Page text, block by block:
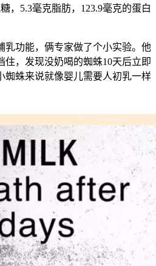
，5.3毫克脂肪，123.9毫克的蛋白
乳功能，俩专家做了个小实验。他
住，发现没奶喝的蜘蛛10天后立即
蜘蛛来说就像婴儿需要人初乳一样